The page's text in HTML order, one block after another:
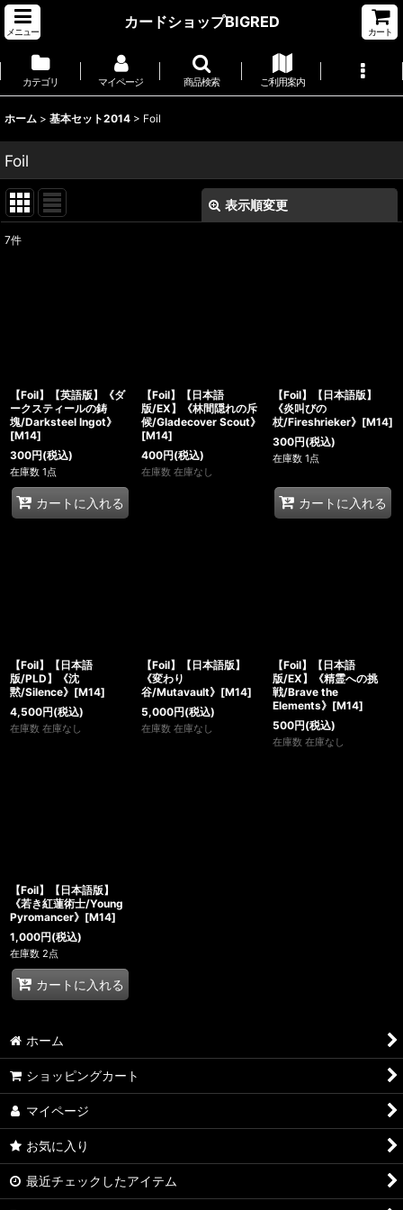
メニュー
カードショップBIGRED
カート
カテゴリ マイページ 商品検索 ご利用案内
ホーム > 基本セット2014 > Foil
Foil
表示順変更
7件
【Foil】【英語版】《ダ
ークスティールの鋳
塊/Darksteel Ingot》
[M14]
300円(税込)
在庫数 1点
カートに入れる
【Foil】【日本語
版/EX】《林間隠れの斥
候/Gladecover Scout》
[M14]
400円(税込)
在庫数 在庫なし
【Foil】【日本語版】
《炎叫びの
杖/Fireshrieker》[M14]
300円(税込)
在庫数 1点
カートに入れる
【Foil】【日本語
版/PLD】《沈
黙/Silence》[M14]
4,500円(税込)
在庫数 在庫なし
【Foil】【日本語版】
《変わり
谷/Mutavault》[M14]
5,000円(税込)
在庫数 在庫なし
【Foil】【日本語
版/EX】《精霊への挑
戦/Brave the
Elements》[M14]
500円(税込)
在庫数 在庫なし
【Foil】【日本語版】
《若き紅蓮術士/Young
Pyromancer》[M14]
1,000円(税込)
在庫数 2点
カートに入れる
ホーム
ショッピングカート
マイページ
お気に入り
最近チェックしたアイテム